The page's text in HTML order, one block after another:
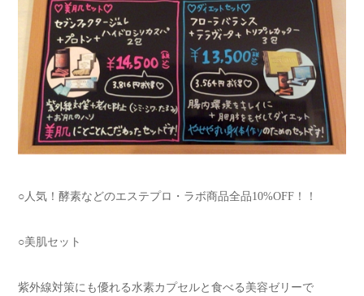
○人気！酵素などのエステプロ・ラボ商品全品10%OFF！！
○美肌セット
紫外線対策にも優れる水素カプセルと食べる美容ゼリーで